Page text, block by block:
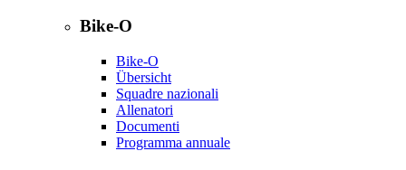
Bike-O
Bike-O
Übersicht
Squadre nazionali
Allenatori
Documenti
Programma annuale